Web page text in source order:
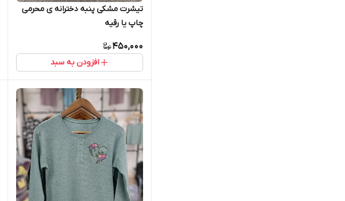
تیشرت مشکی پنبه دخترانه ی محرمی
چاپ یا رقیه
450,000
افزودن به سبد